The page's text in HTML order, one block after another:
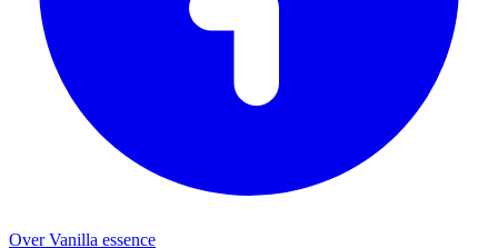
Over Vanilla essence